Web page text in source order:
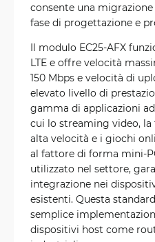
consente una
fase di progettazione e
Il modulo EC25-AFX
LTE e offre velocità
150 Mbps e velocità di
elevato livello di
gamma di applicazioni
cui lo streaming video,
alta velocità e i giochi
al fattore di forma mini-
utilizzato nel settore,
integrazione nei
esistenti. Questa
semplice
dispositivi host come